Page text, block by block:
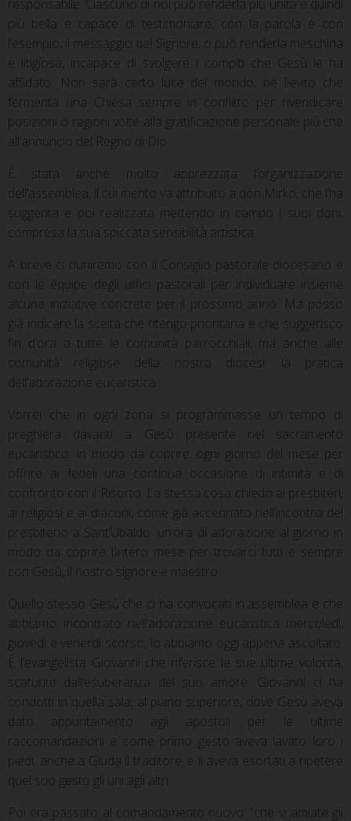
responsabile. Ciascuno di noi può renderla più unita e quindi
più bella e capace di testimoniare, con la parola e con
l’esempio, il messaggio del Signore, o può renderla meschina
e litigiosa, incapace di svolgere i compiti che Gesù le ha
affidato. Non sarà certo luce del mondo, né lievito che
fermenta una Chiesa sempre in conflitto per rivendicare
posizioni o ragioni volte alla gratificazione personale più che
all’annuncio del Regno di Dio.
È stata anche molto apprezzata l’organizzazione
dell’assemblea, il cui merito va attribuito a don Mirko, che l’ha
suggerita e poi realizzata mettendo in campo i suoi doni,
compresa la sua spiccata sensibilità artistica.
A breve ci riuniremo con il Consiglio pastorale diocesano e
con le équipe degli uffici pastorali per individuare insieme
alcune iniziative concrete per il prossimo anno. Ma posso
già indicare la scelta che ritengo prioritaria e che suggerisco
fin d’ora a tutte le comunità parrocchiali, ma anche alle
comunità religiose della nostra diocesi: la pratica
dell’adorazione eucaristica.
Vorrei che in ogni zona si programmasse un tempo di
preghiera davanti a Gesù presente nel sacramento
eucaristico, in modo da coprire ogni giorno del mese per
offrire ai fedeli una continua occasione di intimità e di
confronto con il Risorto. La stessa cosa chiedo ai presbiteri,
ai religiosi e ai diaconi, come già accennato nell’incontro del
presbiterio a Sant’Ubaldo: un’ora di adorazione al giorno in
modo da coprire l’intero mese per trovarci tutti e sempre
con Gesù, il nostro signore e maestro.
Quello stesso Gesù che ci ha convocati in assemblea e che
abbiamo incontrato nell’adorazione eucaristica mercoledì,
giovedì e venerdì scorso, lo abbiamo oggi appena ascoltato.
È l’evangelista Giovanni che riferisce le sue ultime volontà,
scaturite dall’esuberanza del suo amore. Giovanni ci ha
condotti in quella sala, al piano superiore, dove Gesù aveva
dato appuntamento agli apostoli per le ultime
raccomandazioni e come primo gesto aveva lavato loro i
piedi, anche a Giuda il traditore, e li aveva esortati a ripetere
quel suo gesto gli uni agli altri.
Poi era passato al comandamento nuovo: “che vi amiate gli